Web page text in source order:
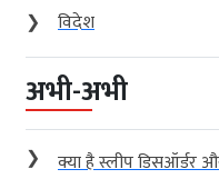
❯
विदेश
अभी-अभी
❯ क्या है स्लीप डिसऑर्डर